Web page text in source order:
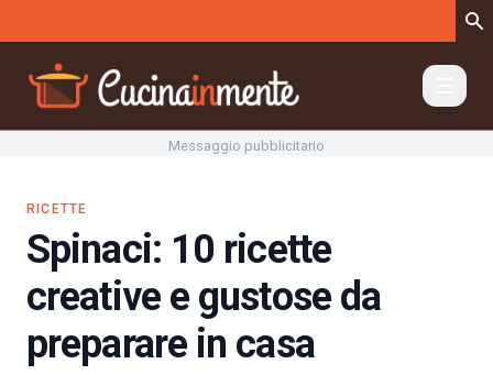
Messaggio pubblicitario
RICETTE
Spinaci: 10 ricette
creative e gustose da
preparare in casa